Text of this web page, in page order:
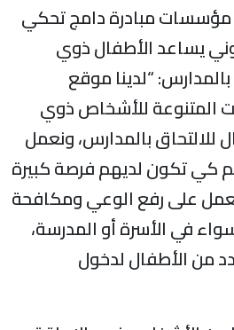
مبادرة دامج تحكي
يساعد الأطفال ذوي
“لدينا موقع
المتنوعة للأشخاص ذوي
بالمدارس، ونعمل
كي تكون لديهم فرصة كبيرة
على رفع الوعي ومكافحة
في الأسرة أو المدرسة،
من الأطفال لدخول